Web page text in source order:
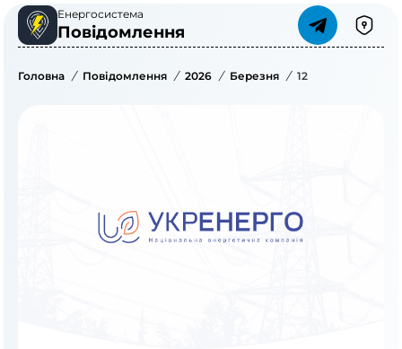
Енергосистема
Повідомлення
Головна / Повідомлення / 2026 / Березня / 12